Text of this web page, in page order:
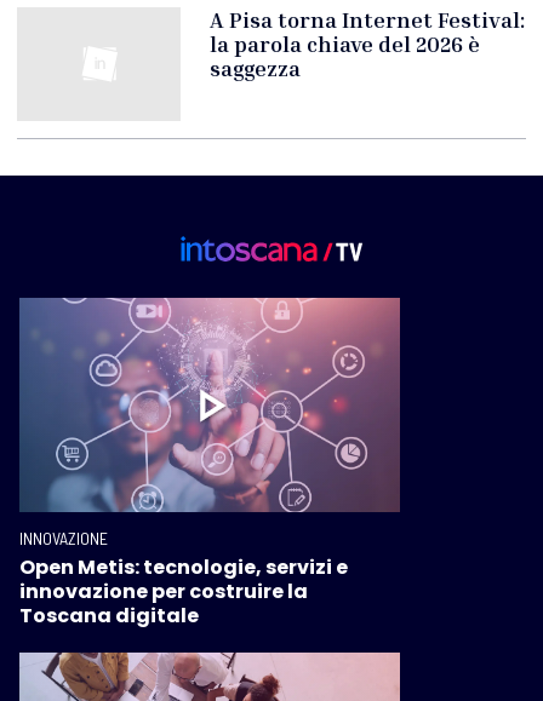
A Pisa torna Internet Festival:
la parola chiave del 2026 è
saggezza
INNOVAZIONE
Open Metis: tecnologie, servizi e
innovazione per costruire la
Toscana digitale